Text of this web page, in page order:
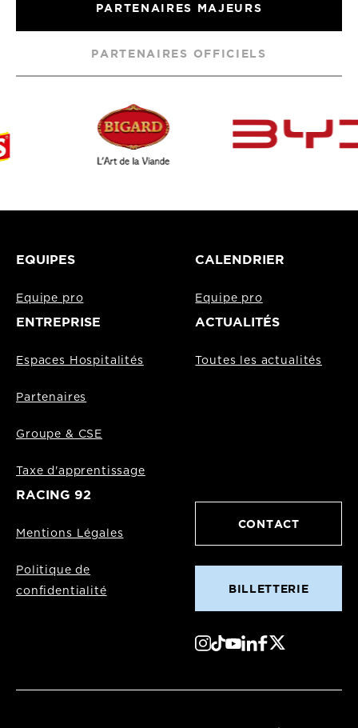
PARTENAIRES MAJEURS
PARTENAIRES OFFICIELS
EQUIPES
Equipe pro
CALENDRIER
Equipe pro
ENTREPRISE
Espaces Hospitalités
Partenaires
Groupe & CSE
Taxe d'apprentissage
ACTUALITÉS
Toutes les actualités
RACING 92
Mentions Légales
Politique de
confidentialité
CONTACT
BILLETTERIE